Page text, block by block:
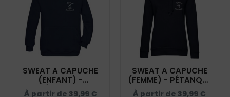
SWEAT A CAPUCHE
(ENFANT) -
PÉTANQUE
À partir de 39,99 €
SWEAT A CAPUCHE
(FEMME) - PÉTANQUE
CASTELNAUDAISE -
À partir de 39,99 €